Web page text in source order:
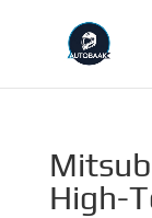
High-